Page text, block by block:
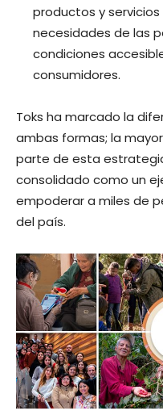
productos y
necesidades de las
condiciones
consumidores.
Toks ha marcado la
ambas formas; la
parte de esta
consolidado como un
empoderar a miles de
del país.